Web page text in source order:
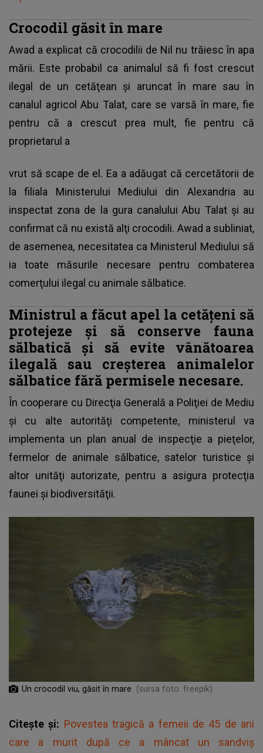
Crocodil găsit în mare
Awad a explicat că crocodilii de Nil nu trăiesc în apa
mării. Este probabil ca animalul să fi fost crescut
ilegal de un cetăţean şi aruncat în mare sau în
canalul agricol Abu Talat, care se varsă în mare, fie
pentru că a crescut prea mult, fie pentru că
proprietarul a
vrut să scape de el. Ea a adăugat că cercetătorii de
la filiala Ministerului Mediului din Alexandria au
inspectat zona de la gura canalului Abu Talat şi au
confirmat că nu există alţi crocodili. Awad a subliniat,
de asemenea, necesitatea ca Ministerul Mediului să
ia toate măsurile necesare pentru combaterea
comerţului ilegal cu animale sălbatice.
Ministrul a făcut apel la cetăţeni să
protejeze şi să conserve fauna
sălbatică şi să evite vânătoarea
ilegală sau creşterea animalelor
sălbatice fără permisele necesare.
În cooperare cu Direcţia Generală a Poliţiei de Mediu
şi cu alte autorităţi competente, ministerul va
implementa un plan anual de inspecţie a pieţelor,
fermelor de animale sălbatice, satelor turistice şi
altor unităţi autorizate, pentru a asigura protecţia
faunei şi biodiversităţii.
Un crocodil viu, găsit în mare (sursa foto: freepik)
Citește și: Povestea tragică a femeii de 45 de ani
care a murit după ce a mâncat un sandviș